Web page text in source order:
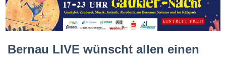
Bernau LIVE wünscht allen einen